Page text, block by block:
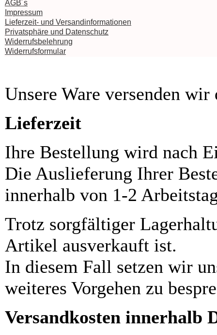
AGB´s
Impressum
Lieferzeit- und Versandinformationen
Privatsphäre und Datenschutz
Widerrufsbelehrung
Widerrufsformular
Unsere Ware versenden
Lieferzeit
Ihre Bestellung wird nach
Die Auslieferung Ihrer
innerhalb von 1-2
Trotz sorgfältiger
Artikel ausverkauft ist.
In diesem Fall setzen wir
weiteres Vorgehen zu
Versandkosten innerhalb